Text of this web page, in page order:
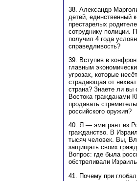
38. Александр
детей, единственный
престарелых
сотруднику полиции.
получил 4 года
справедливость?
39. Вступив в
главным
угрозах, которые
страдающая от
страна? Знаете ли вы
Востока гражданами
продавать
российского оружия?
40. Я — эмигрант из
гражданство. В
тысяч человек. Вы,
защищать своих
Вопрос: где была
обстреливали
41. Почему при